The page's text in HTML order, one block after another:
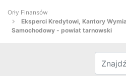
Orły Finansów
Eksperci Kredytowi, Kantory
Samochodowy - powiat tarnowski